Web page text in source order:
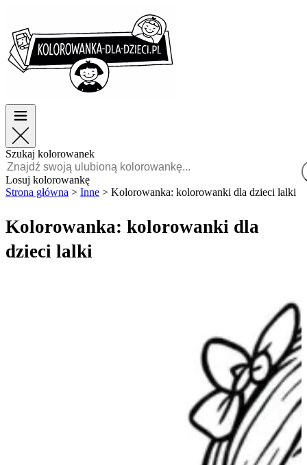
TOP kategorie
Dla chłopców
Dla dziewczynek
Polski
POLSKI
FRANÇAIS
MALAGASY
TOP kategorie
Dla chłopców
Dla dziewczynek
Szukaj kolorowanek
Losuj kolorowankę
Strona główna > Inne > Kolorowanka: kolorowanki dla dzieci lalki
Kolorowanka: kolorowanki dla
dzieci lalki